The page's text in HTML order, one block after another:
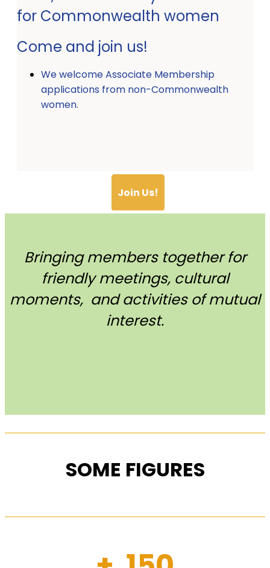
for Commonwealth women
Come and join us!
We welcome Associate Membership
applications from non-Commonwealth
women.
Join Us!
Bringing members together for
friendly meetings, cultural
moments, and activities of mutual
interest.
SOME FIGURES